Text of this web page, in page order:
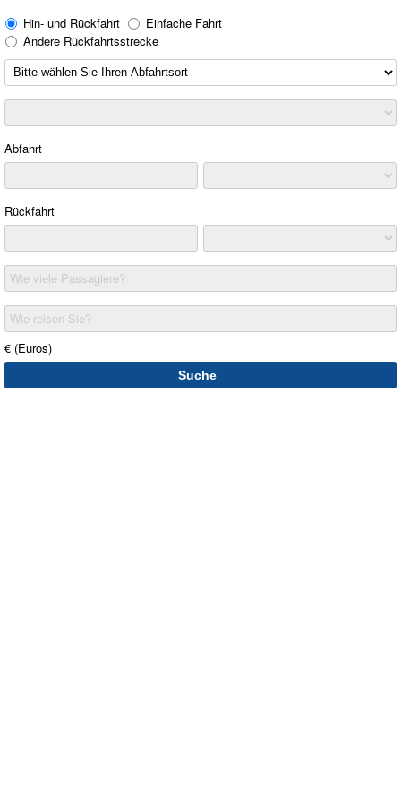
Hin- und Rückfahrt
Einfache Fahrt
Andere Rückfahrtsstrecke
Abfahrt
Rückfahrt
Wie viele Passagiere?
Wie reisen Sie?
€ (Euros)
Suche